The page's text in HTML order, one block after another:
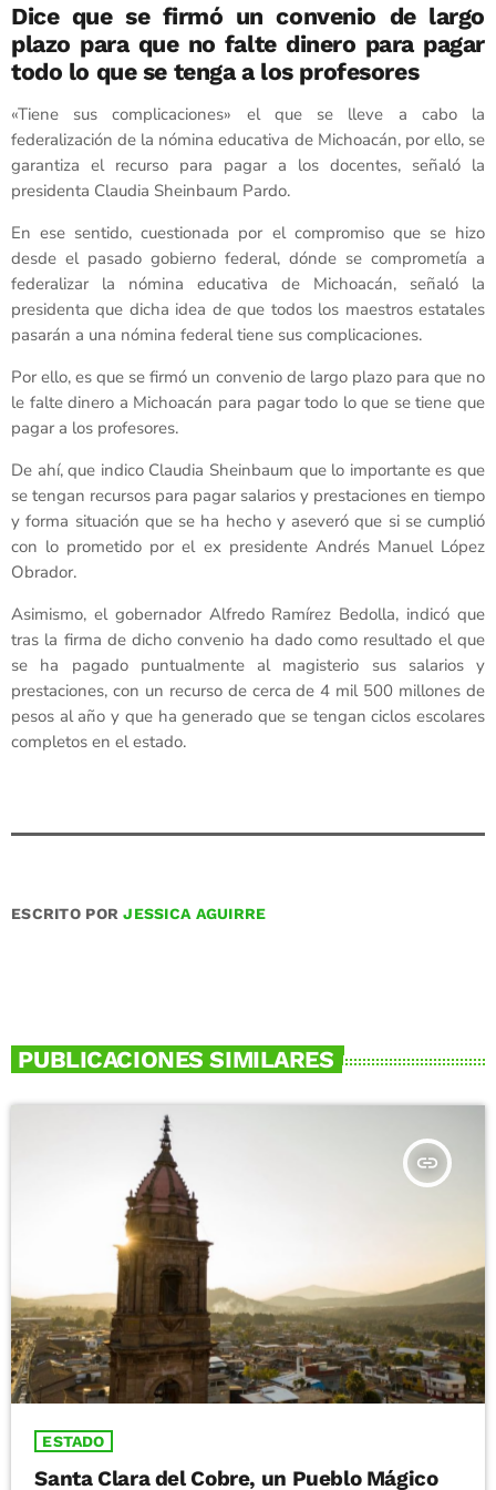
Dice que se firmó un convenio de largo
plazo para que no falte dinero para pagar
todo lo que se tenga a los profesores
«Tiene sus complicaciones» el que se lleve a cabo la
federalización de la nómina educativa de Michoacán, por ello, se
garantiza el recurso para pagar a los docentes, señaló la
presidenta Claudia Sheinbaum Pardo.
En ese sentido, cuestionada por el compromiso que se hizo
desde el pasado gobierno federal, dónde se comprometía a
federalizar la nómina educativa de Michoacán, señaló la
presidenta que dicha idea de que todos los maestros estatales
pasarán a una nómina federal tiene sus complicaciones.
Por ello, es que se firmó un convenio de largo plazo para que no
le falte dinero a Michoacán para pagar todo lo que se tiene que
pagar a los profesores.
De ahí, que indico Claudia Sheinbaum que lo importante es que
se tengan recursos para pagar salarios y prestaciones en tiempo
y forma situación que se ha hecho y aseveró que si se cumplió
con lo prometido por el ex presidente Andrés Manuel López
Obrador.
Asimismo, el gobernador Alfredo Ramírez Bedolla, indicó que
tras la firma de dicho convenio ha dado como resultado el que
se ha pagado puntualmente al magisterio sus salarios y
prestaciones, con un recurso de cerca de 4 mil 500 millones de
pesos al año y que ha generado que se tengan ciclos escolares
completos en el estado.
ESCRITO PORJESSICA AGUIRRE
PUBLICACIONES SIMILARES
insert_link
ESTADO
Santa Clara del Cobre, un Pueblo Mágico